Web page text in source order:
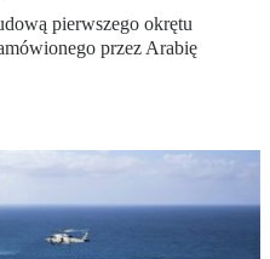
pierwszego okrętu
przez Arabię